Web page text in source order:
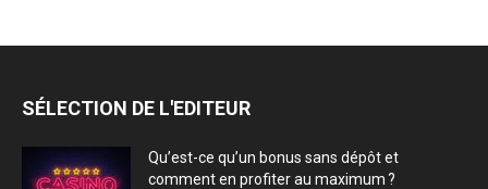
SÉLECTION DE L'EDITEUR
Qu’est-ce qu’un bonus sans dépôt et
comment en profiter au maximum ?